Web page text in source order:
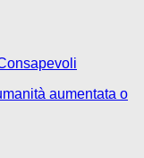
aumentata o